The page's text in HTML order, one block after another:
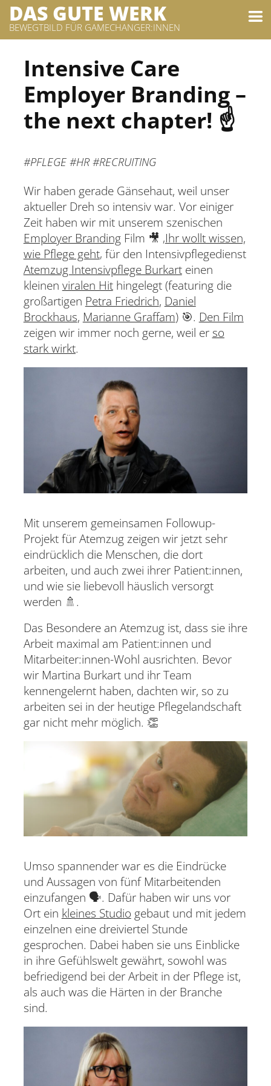
DAS GUTE WERK
BEWEGTBILD FÜR GAMECHANGER:INNEN
Intensive Care
Employer Branding –
the next chapter! ☝️
#PFLEGE #HR #RECRUITING
Wir haben gerade Gänsehaut, weil unser
aktueller Dreh so intensiv war. Vor einiger
Zeit haben wir mit unserem szenischen
Employer BrandingFilm 🎥 ‚Ihr wollt wissen,
wie Pflege geht‚ für den Intensivpflegedienst
Atemzug Intensivpflege Burkarteinen
kleinen viralen Hithingelegt (featuring die
großartigen Petra Friedrich, Daniel
Brockhaus, Marianne Graffam) 🎯. Den Film
zeigen wir immer noch gerne, weil er so
stark wirkt.
Mit unserem gemeinsamen Followup-
Projekt für Atemzug zeigen wir jetzt sehr
eindrücklich die Menschen, die dort
arbeiten, und auch zwei ihrer Patient:innen,
und wie sie liebevoll häuslich versorgt
werden 🚿.
Das Besondere an Atemzug ist, dass sie ihre
Arbeit maximal am Patient:innen und
Mitarbeiter:innen-Wohl ausrichten. Bevor
wir Martina Burkart und ihr Team
kennengelernt haben, dachten wir, so zu
arbeiten sei in der heutige Pflegelandschaft
gar nicht mehr möglich. 👏
Umso spannender war es die Eindrücke
und Aussagen von fünf Mitarbeitenden
einzufangen 🗣. Dafür haben wir uns vor
Ort ein kleines Studio gebaut und mit jedem
einzelnen eine dreiviertel Stunde
gesprochen. Dabei haben sie uns Einblicke
in ihre Gefühlswelt gewährt, sowohl was
befriedigend bei der Arbeit in der Pflege ist,
als auch was die Härten in der Branche
sind.